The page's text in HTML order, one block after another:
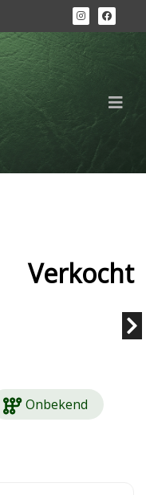
Verkocht
Onbekend